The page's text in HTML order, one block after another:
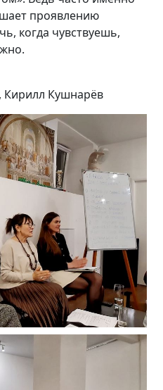
проявлению
когда чувствуешь,
Кирилл Кушнарёв